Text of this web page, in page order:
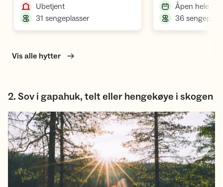
Ubetjent,
31 sengeplasser,
Åpen hele
36
Vis alle hytter
2. Sov i gapahuk, telt eller hengekøye i skogen